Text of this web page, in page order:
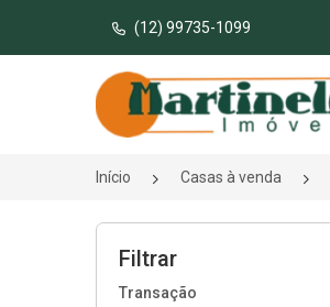
(12) 99735-1099
Página inicial
Início Casas à venda
Filtrar
Transação